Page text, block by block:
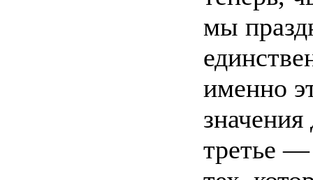
мы
именно
третье —